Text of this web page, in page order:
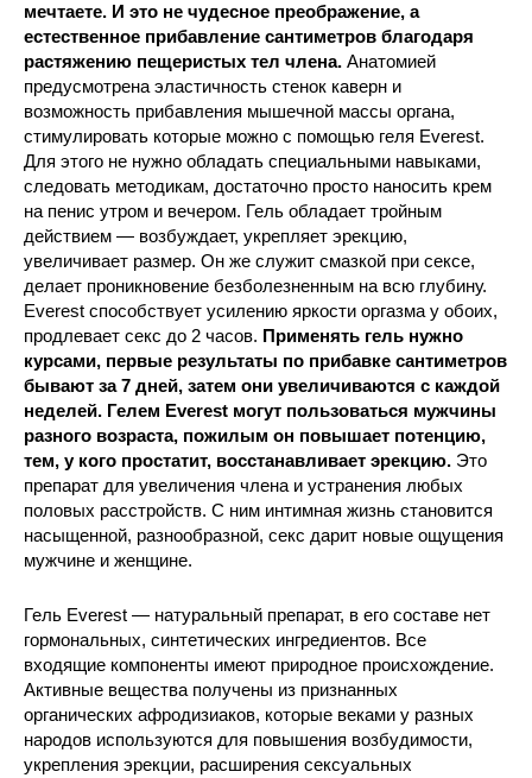
мечтаете. И это не чудесное преображение, а
естественное прибавление сантиметров благодаря
растяжению пещеристых тел члена. Анатомией
предусмотрена эластичность стенок каверн и
возможность прибавления мышечной массы органа,
стимулировать которые можно с помощью геля Everest.
Для этого не нужно обладать специальными навыками,
следовать методикам, достаточно просто наносить крем
на пенис утром и вечером. Гель обладает тройным
действием — возбуждает, укрепляет эрекцию,
увеличивает размер. Он же служит смазкой при сексе,
делает проникновение безболезненным на всю глубину.
Everest способствует усилению яркости оргазма у обоих,
продлевает секс до 2 часов. Применять гель нужно
курсами, первые результаты по прибавке сантиметров
бывают за 7 дней, затем они увеличиваются с каждой
неделей. Гелем Everest могут пользоваться мужчины
разного возраста, пожилым он повышает потенцию,
тем, у кого простатит, восстанавливает эрекцию. Это
препарат для увеличения члена и устранения любых
половых расстройств. С ним интимная жизнь становится
насыщенной, разнообразной, секс дарит новые ощущения
мужчине и женщине.
Гель Everest — натуральный препарат, в его составе нет
гормональных, синтетических ингредиентов. Все
входящие компоненты имеют природное происхождение.
Активные вещества получены из признанных
органических афродизиаков, которые веками у разных
народов используются для повышения возбудимости,
укрепления эрекции, расширения сексуальных